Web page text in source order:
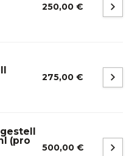
250,00 €
275,00 €
(pro
500,00 €